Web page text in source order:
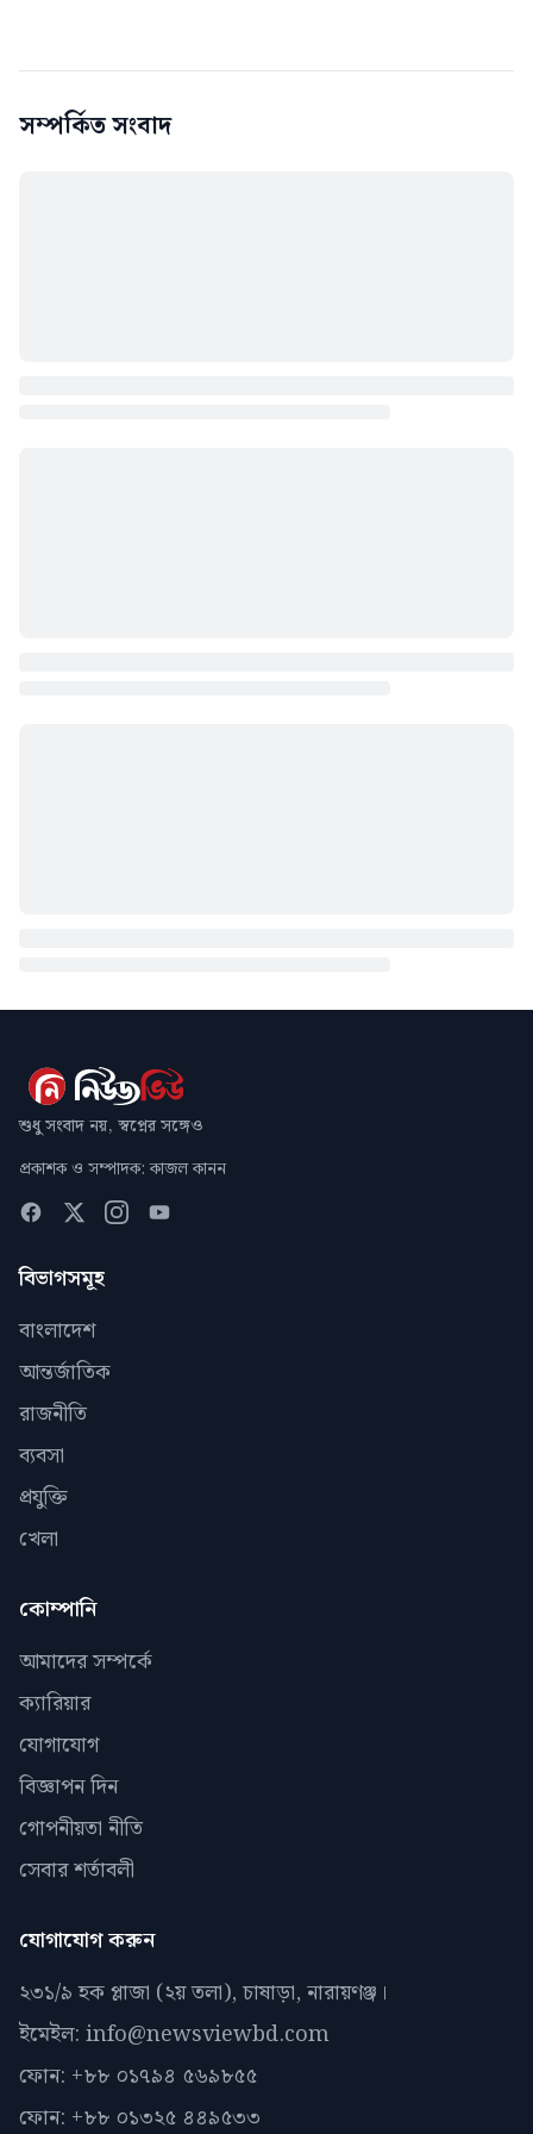
সম্পর্কিত সংবাদ
শুধু সংবাদ নয়, স্বপ্নের সঙ্গেও
প্রকাশক ও সম্পাদক: কাজল কানন
বিভাগসমূহ
বাংলাদেশ
আন্তর্জাতিক
রাজনীতি
ব্যবসা
প্রযুক্তি
খেলা
কোম্পানি
আমাদের সম্পর্কে
ক্যারিয়ার
যোগাযোগ
বিজ্ঞাপন দিন
গোপনীয়তা নীতি
সেবার শর্তাবলী
যোগাযোগ করুন
২৩১/৯ হক প্লাজা (২য় তলা), চাষাড়া, নারায়ণঞ্জ।
ইমেইল: info@newsviewbd.com
ফোন: +৮৮ ০১৭৯৪ ৫৬৯৮৫৫
ফোন: +৮৮ ০১৩২৫ ৪৪৯৫৩৩